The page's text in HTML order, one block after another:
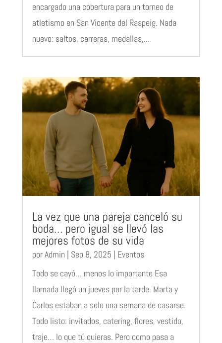
encargado una cobertura para un torneo de
atletismo en San Vicente del Raspeig. Nada
nuevo: saltos, carreras, medallas,...
La vez que una pareja canceló su
boda… pero igual se llevó las
mejores fotos de su vida
porAdmin | Sep 8, 2025 | Eventos
Todo se cayó… menos lo importante Esa
llamada llegó un jueves por la tarde. Marta y
Carlos estaban a solo una semana de casarse.
Todo listo: invitados, catering, flores, vestido,
traje… lo que tú quieras. Pero como pasa a